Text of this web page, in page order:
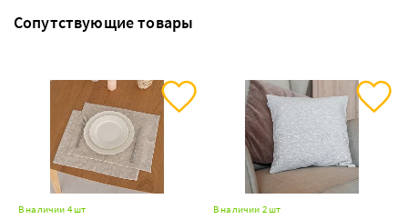
Сопутствующие товары
В наличии 4 шт В наличии 2 шт